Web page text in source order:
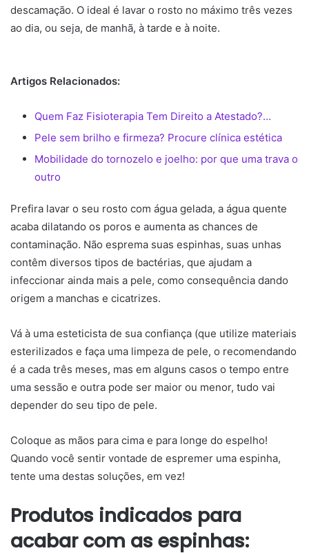
descamação. O ideal é lavar o rosto no máximo três vezes
ao dia, ou seja, de manhã, à tarde e à noite.
Artigos Relacionados:
Quem Faz Fisioterapia Tem Direito a Atestado?…
Pele sem brilho e firmeza? Procure clínica estética
Mobilidade do tornozelo e joelho: por que uma trava o
outro
Prefira lavar o seu rosto com água gelada, a água quente
acaba dilatando os poros e aumenta as chances de
contaminação. Não esprema suas espinhas, suas unhas
contêm diversos tipos de bactérias, que ajudam a
infeccionar ainda mais a pele, como consequência dando
origem a manchas e cicatrizes.
Vá à uma esteticista de sua confiança (que utilize materiais
esterilizados e faça uma limpeza de pele, o recomendando
é a cada três meses, mas em alguns casos o tempo entre
uma sessão e outra pode ser maior ou menor, tudo vai
depender do seu tipo de pele.
Coloque as mãos para cima e para longe do espelho!
Quando você sentir vontade de espremer uma espinha,
tente uma destas soluções, em vez!
Produtos indicados para
acabar com as espinhas: